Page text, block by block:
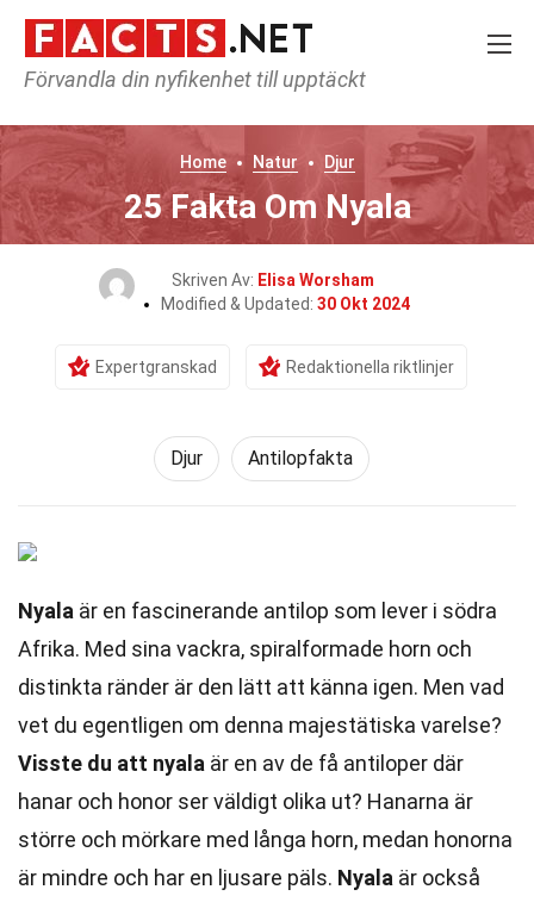
Förvandla din nyfikenhet till upptäckt
Home Natur Djur
25 Fakta Om Nyala
Skriven Av: Elisa Worsham
Modified & Updated: 30 Okt 2024
Expertgranskad Redaktionella riktlinjer
Djur Antilopfakta
Nyala är en fascinerande antilop som lever i södra
Afrika. Med sina vackra, spiralformade horn och
distinkta ränder är den lätt att känna igen. Men vad
vet du egentligen om denna majestätiska varelse?
Visste du att nyala är en av de få antiloper där
hanar och honor ser väldigt olika ut? Hanarna är
större och mörkare med långa horn, medan honorna
är mindre och har en ljusare päls. Nyala är också